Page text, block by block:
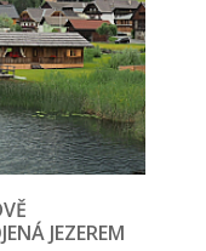
JEZEREM